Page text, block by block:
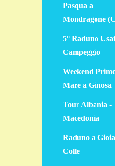
Pasqua a
Mondragone
5° Raduno
Campeggio
Weekend
Mare a Ginosa
Tour Albania -
Macedonia
Raduno a
Colle